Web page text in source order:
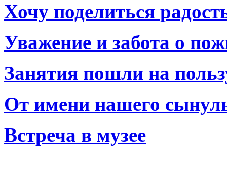
Хочу поделиться
Уважение и забота о
Занятия пошли на
От имени нашего
Встреча в музее